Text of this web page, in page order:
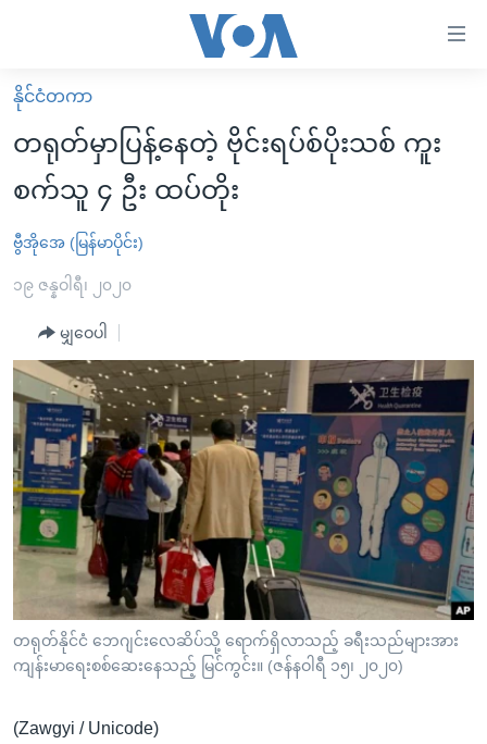
လွယ်ကူ
စေ
သည့်
များ
ပင်မ
ကျော်
ကြည့်
ရန်
ပင်မ
အ
ညွန်း
စာမျက်နှာ
ကြည့်
ရန်
ရန်
မူလစာမျက်နှာ
မြန်မာ
ကမ္ဘာ့သတင်းများ
နိုင်ငံတကာ
အမေရိကန်
အစ္စရေး-ပါလက်စတိုင်း
ဗွီဒီယို
သတင်းလွတ်လပ်ခွင့်
အင်္ဂလိပ်စာလေ့လာမယ်
အမေရိကန်သုံးအီဒီယံ
မကြေးမုံရဲ့ အင်္ဂလိပ်စာ
ရုပ်ရှင်ထဲက အင်္ဂလိပ်စာ
သုတပဒေသာ အင်္ဂလိပ်စာ
အပတ်စဉ်ကဏ္ဍများ
ရေဒီယို
တီဗွီ
ရေဒီယိုနှင့်ရုပ်သံ အချက်အလက်များ
ရေဒီယို/တီဗွီအစီအစဉ်
Learning English
ဗွီအိုအေ လူမှုကွန်ယက်များ
နိုင်ငံတကာ
တရုတ်မှာပြန့်နေတဲ့ ဗိုင်းရပ်စ်ပိုးသစ် ကူး
စက်သူ ၄ ဦး ထပ်တိုး
ဗွီအိုအေ (မြန်မာပိုင်း)
၁၉ ဇန္နဝါရီ၊ ၂၀၂၀
မျှဝေပါ
တရုတ်နိုင်ငံ ဘေဂျင်းလေဆိပ်သို့ ရောက်ရှိလာသည့် ခရီးသည်များအား
ကျန်းမာရေးစစ်ဆေးနေသည့် မြင်ကွင်း။ (ဇန်နဝါရီ ၁၅၊ ၂၀၂၀)
(Zawgyi / Unicode)